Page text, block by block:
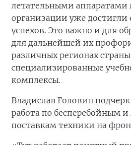
летательными
организации уже достигли
успехов. Это важно и для
для дальнейшей их
различных регионах
специализированные
комплексы.
Владислав Головин
работа по бесперебойным
поставкам техники на